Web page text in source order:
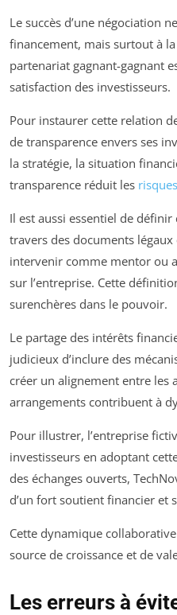
Le succès d’une négociation
financement, mais surtout à
partenariat gagnant-gagnant
satisfaction des investisseurs.
Pour instaurer cette relation
de transparence envers ses
la stratégie, la situation
transparence réduit les risques
Il est aussi essentiel de
travers des documents
intervenir comme mentor ou
sur l’entreprise. Cette
surenchères dans le pouvoir.
Le partage des intérêts
judicieux d’inclure des
créer un alignement entre les
arrangements contribuent à
Pour illustrer, l’entreprise
investisseurs en adoptant
des échanges ouverts,
d’un fort soutient financier et
Cette dynamique
source de croissance et de
Les erreurs à